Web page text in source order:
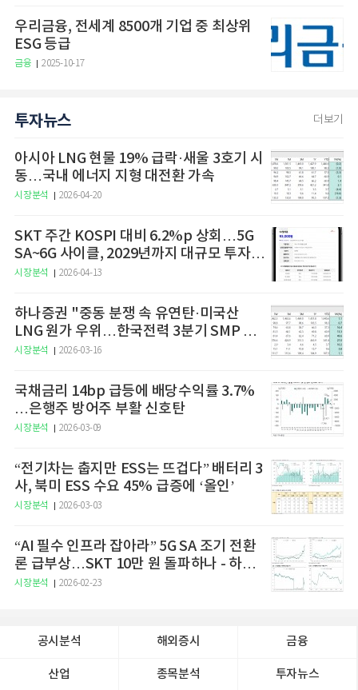
우리금융, 전세계 8500개 기업 중 최상위
ESG 등급
금융 2025-10-17
투자뉴스 더보기
아시아 LNG 현물 19% 급락·새울 3호기 시
동…국내 에너지 지형 대전환 가속
시장분석 2026-04-20
SKT 주간 KOSPI 대비 6.2%p 상회…5G
SA~6G 사이클, 2029년까지 대규모 투자
예고
시장분석 2026-04-13
하나증권 "중동 분쟁 속 유연탄·미국산
LNG 원가 우위…한국전력 3분기 SMP 상
승 전망"
시장분석 2026-03-16
국채금리 14bp 급등에 배당수익률 3.7%
…은행주 방어주 부활 신호탄
시장분석 2026-03-09
“전기차는 춥지만 ESS는 뜨겁다” 배터리 3
사, 북미 ESS 수요 45% 급증에 ‘올인’
시장분석 2026-03-03
“AI 필수 인프라 잡아라” 5G SA 조기 전환
론 급부상…SKT 10만 원 돌파하나 - 하나
증권
시장분석 2026-02-23
공시분석 해외증시 금융
산업 종목분석 투자뉴스